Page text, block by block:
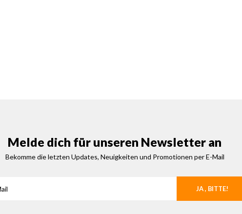
Melde dich für unseren Newsletter an
Bekomme die letzten Updates, Neuigkeiten und Promotionen per E-Mail
JA , BITTE!